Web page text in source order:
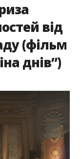
від
(фільм
днів”)